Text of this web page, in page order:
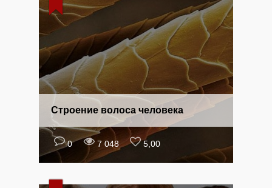
0 7 048 5,00
Строение волоса человека